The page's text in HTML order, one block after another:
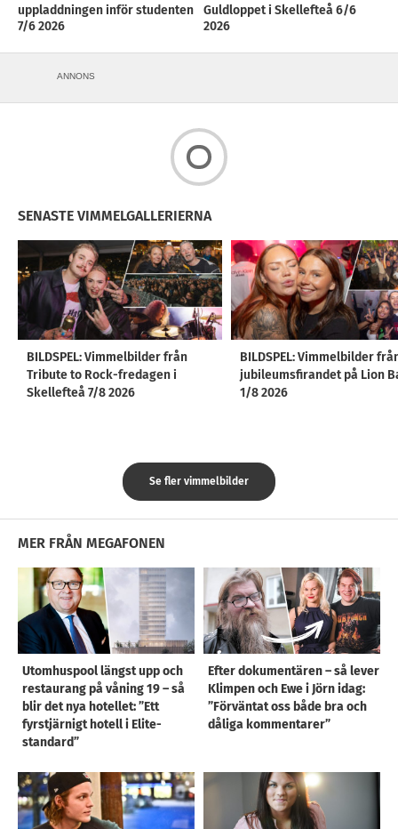
uppladdningen inför studenten
7/6 2026
Guldloppet i Skellefteå 6/6
2026
ANNONS
SENASTE VIMMELGALLERIERNA
BILDSPEL: Vimmelbilder från
Tribute to Rock-fredagen i
Skellefteå 7/8 2026
BILDSPEL: Vimmelbilder
jubileumsfirandet på Lion
1/8 2026
Se fler vimmelbilder
MER FRÅN MEGAFONEN
Utomhuspool längst upp och
restaurang på våning 19 – så
blir det nya hotellet: ”Ett
fyrstjärnigt hotell i Elite-
standard”
Efter dokumentären – så lever
Klimpen och Ewe i Jörn idag:
”Förväntat oss både bra och
dåliga kommentarer”